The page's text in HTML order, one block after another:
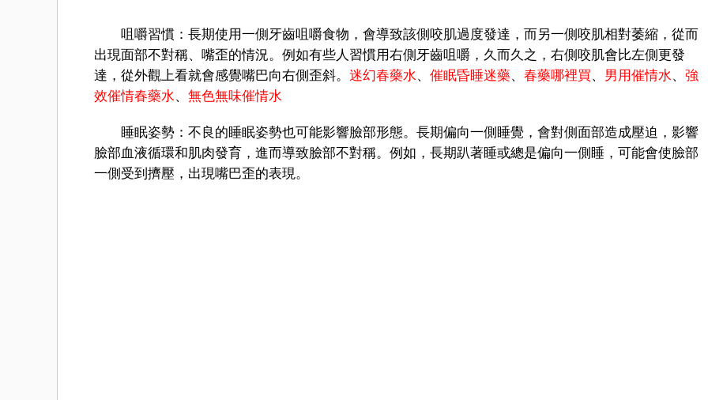
咀嚼習慣：長期使用一側牙齒咀嚼食物，會導致該側咬肌過度發達，而另一側咬肌相對萎縮，從而
出現面部不對稱、嘴歪的情況。例如有些人習慣用右側牙齒咀嚼，久而久之，右側咬肌會比左側更發
達，從外觀上看就會感覺嘴巴向右側歪斜。 迷幻春藥水、 催眠昏睡迷藥、 春藥哪裡買、 男用催情水、 強
效催情春藥水、 無色無味催情水
睡眠姿勢：不良的睡眠姿勢也可能影響臉部形態。長期偏向一側睡覺，會對側面部造成壓迫，影響
臉部血液循環和肌肉發育，進而導致臉部不對稱。例如，長期趴著睡或總是偏向一側睡，可能會使臉部
一側受到擠壓，出現嘴巴歪的表現。